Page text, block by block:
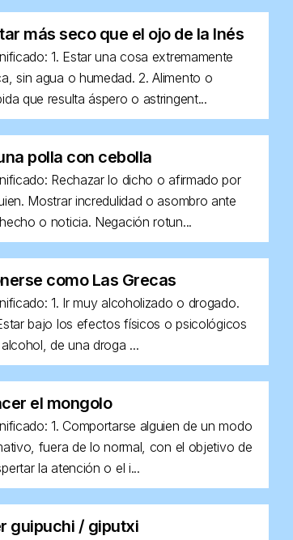
más seco que el ojo de la Inés
1. Estar una cosa extremamente
sin agua o humedad. 2. Alimento o
que resulta áspero o astringent...
polla con cebolla
Rechazar lo dicho o afirmado por
Mostrar incredulidad o asombro ante
o noticia. Negación rotun...
como Las Grecas
1. Ir muy alcoholizado o drogado.
bajo los efectos físicos o psicológicos
de una droga ...
el mongolo
1. Comportarse alguien de un modo
fuera de lo normal, con el objetivo de
la atención o el i...
guipuchi / giputxi